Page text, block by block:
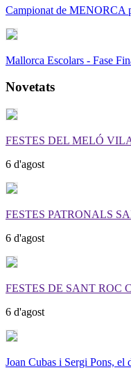
Campionat de MENORCA
Mallorca Escolars - Fase
Novetats
FESTES DEL MELÓ
6 d'agost
FESTES PATRONALS
6 d'agost
FESTES DE SANT ROC
6 d'agost
Joan Cubas i Sergi Pons, el